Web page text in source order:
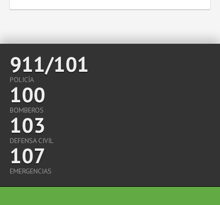
911/101
POLICÍA
100
BOMBEROS
103
DEFENSA CIVIL
107
EMERGENCIAS